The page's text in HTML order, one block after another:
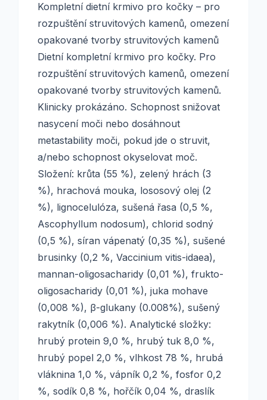
Kompletní dietní krmivo pro kočky – pro
rozpuštění struvitových kamenů, omezení
opakované tvorby struvitových kamenů
Dietní kompletní krmivo pro kočky. Pro
rozpuštění struvitových kamenů, omezení
opakované tvorby struvitových kamenů.
Klinicky prokázáno. Schopnost snižovat
nasycení moči nebo dosáhnout
metastability moči, pokud jde o struvit,
a/nebo schopnost okyselovat moč.
Složení: krůta (55 %), zelený hrách (3
%), hrachová mouka, lososový olej (2
%), lignocelulóza, sušená řasa (0,5 %,
Ascophyllum nodosum), chlorid sodný
(0,5 %), síran vápenatý (0,35 %), sušené
brusinky (0,2 %, Vaccinium vitis-idaea),
mannan-oligosacharidy (0,01 %), frukto-
oligosacharidy (0,01 %), juka mohave
(0,008 %), β-glukany (0.008%), sušený
rakytník (0,006 %). Analytické složky:
hrubý protein 9,0 %, hrubý tuk 8,0 %,
hrubý popel 2,0 %, vlhkost 78 %, hrubá
vláknina 1,0 %, vápník 0,2 %, fosfor 0,2
%, sodík 0,8 %, hořčík 0,04 %, draslík